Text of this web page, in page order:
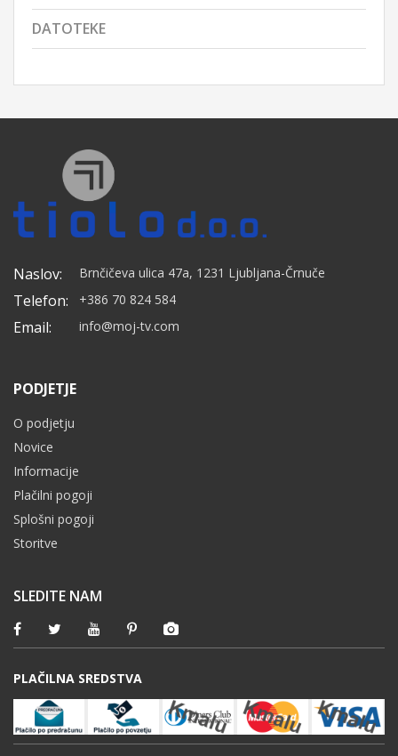
DATOTEKE
Naslov: Brnčičeva ulica 47a, 1231 Ljubljana-Črnuče
Telefon: +386 70 824 584
Email: info@moj-tv.com
PODJETJE
O podjetju
Novice
Informacije
Plačilni pogoji
Splošni pogoji
Storitve
SLEDITE NAM
PLAČILNA SREDSTVA